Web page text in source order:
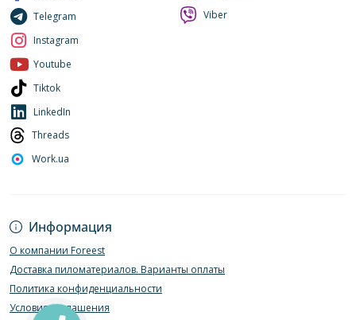
Информация
О компании Foreest
Доставка пиломатериалов. Варианты оплаты
Политика конфиденциальности
Условия соглашения
Telegram
Instagram
Youtube
Tiktok
LinkedIn
Threads
Work.ua
Viber